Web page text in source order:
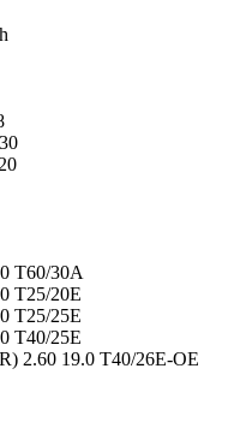
T60/30A
T25/20E
T25/25E
T40/25E
2.60 19.0 T40/26E-OE